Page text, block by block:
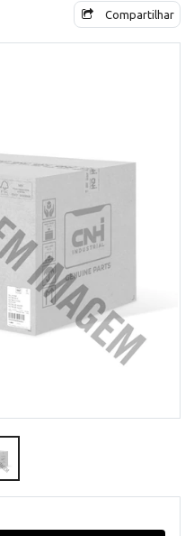
Compartilhar